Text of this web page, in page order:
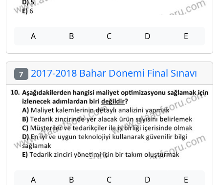
A B C D E
7 2017-2018 Bahar Dönemi Final Sınavı
A B C D E